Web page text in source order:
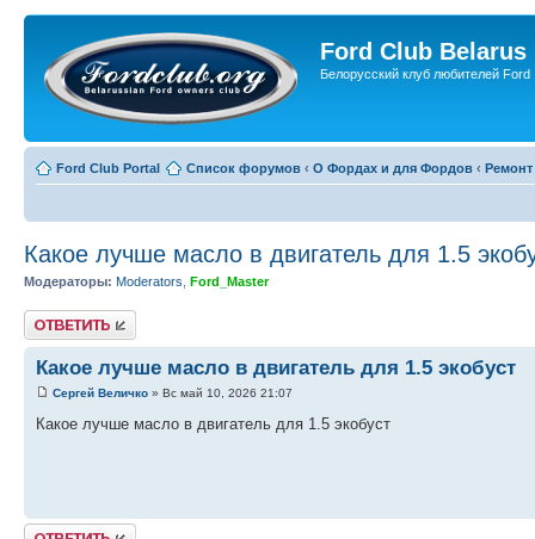
Ford Club Belarus
Белорусский клуб любителей Ford
Ford Club Portal Список форумов ‹ О Фордах и для Фордов ‹
Какое лучше масло в двигатель для 1.5
Модераторы: Moderators Ford_Master
Ответить
Какое лучше масло в двигатель для 1.5 экобуст
Сергей Величко » Вс май 10, 2026 21:07
Какое лучше масло в двигатель для 1.5 экобуст
Ответить